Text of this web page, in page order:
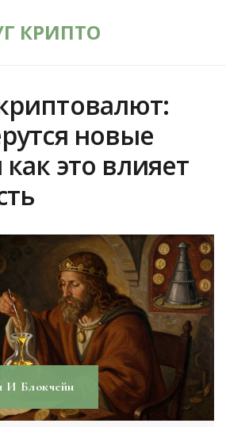
КРИПТО
новые
это влияет
И Блокчейн